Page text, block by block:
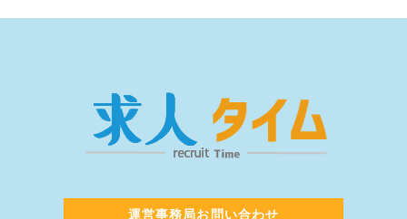
運営事務局お問い合わせ